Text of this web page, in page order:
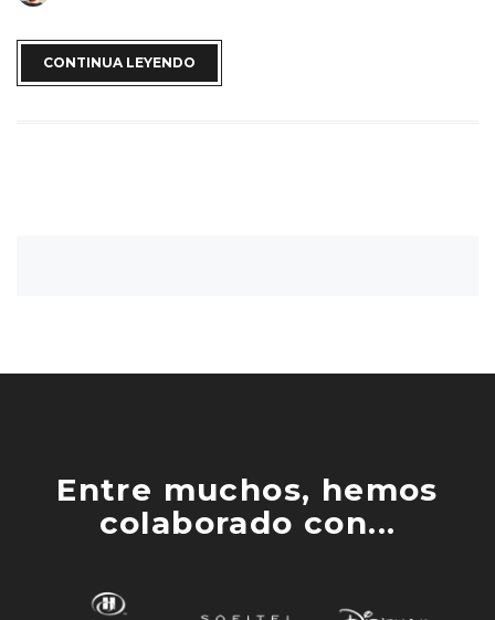
CONTINUA LEYENDO
Entre muchos, hemos
colaborado con...